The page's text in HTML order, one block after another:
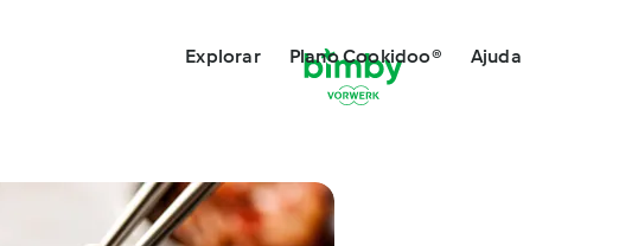
Explorar Plano Cookidoo® Ajuda